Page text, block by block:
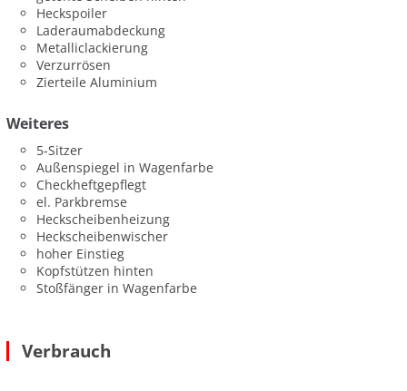
Heckspoiler
Laderaumabdeckung
Metalliclackierung
Verzurrösen
Zierteile Aluminium
Weiteres
5-Sitzer
Außenspiegel in Wagenfarbe
Checkheftgepflegt
el. Parkbremse
Heckscheibenheizung
Heckscheibenwischer
hoher Einstieg
Kopfstützen hinten
Stoßfänger in Wagenfarbe
Verbrauch